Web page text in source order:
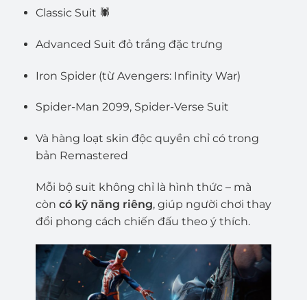
Classic Suit 🕷️
Advanced Suit đỏ trắng đặc trưng
Iron Spider (từ Avengers: Infinity War)
Spider-Man 2099, Spider-Verse Suit
Và hàng loạt skin độc quyền chỉ có trong
bản Remastered
Mỗi bộ suit không chỉ là hình thức – mà
còn có kỹ năng riêng, giúp người chơi thay
đổi phong cách chiến đấu theo ý thích.